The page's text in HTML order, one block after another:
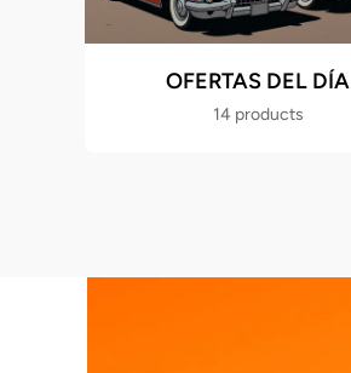
OFERTAS DEL DÍA
14 products